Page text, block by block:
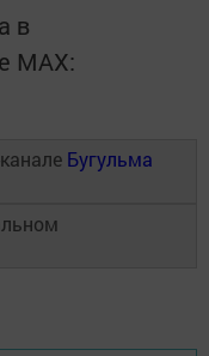
в
MАХ:
Бугульма